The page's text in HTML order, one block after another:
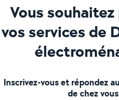
Vous
vos services de
Inscrivez-vous et répondez
de chez